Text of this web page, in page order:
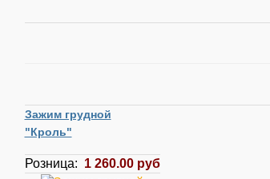
Зажим грудной
"Кроль"
Розница: 1 260.00 руб